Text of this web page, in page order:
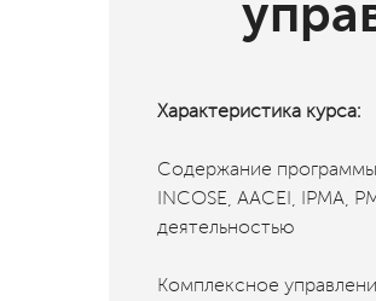
Характеристика курса:
Содержание программы
INCOSE, AACEI, IPMA,
деятельностью
Комплексное